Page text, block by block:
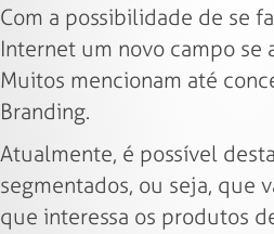
Com a possibilidade de se
Internet um novo campo se
Muitos mencionam até
Branding.
Atualmente, é possível
segmentados, ou seja, que
que interessa os produtos